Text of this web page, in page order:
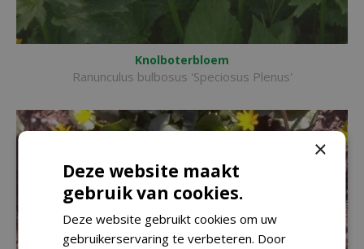
Knolboterbloem
Ranunculus bulbosus 'Speciosus Plenus'
×
Deze website maakt
gebruik van cookies.
Deze website gebruikt cookies om uw
gebruikerservaring te verbeteren. Door